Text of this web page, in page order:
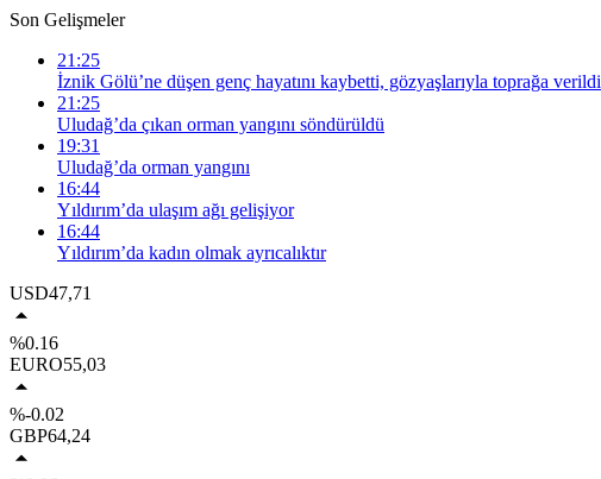
Son Gelişmeler
21:25
İznik Gölü’ne düşen genç hayatını kaybetti, gözyaşlarıyla toprağa verildi
21:25
Uludağ’da çıkan orman yangını söndürüldü
19:31
Uludağ’da orman yangını
16:44
Yıldırım’da ulaşım ağı gelişiyor
16:44
Yıldırım’da kadın olmak ayrıcalıktır
USD47,71
%0.16
EURO55,03
%-0.02
GBP64,24